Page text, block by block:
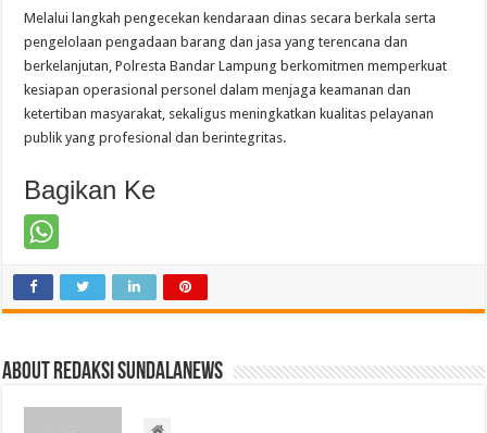
Melalui langkah pengecekan kendaraan dinas secara berkala serta
pengelolaan pengadaan barang dan jasa yang terencana dan
berkelanjutan, Polresta Bandar Lampung berkomitmen memperkuat
kesiapan operasional personel dalam menjaga keamanan dan
ketertiban masyarakat, sekaligus meningkatkan kualitas pelayanan
publik yang profesional dan berintegritas.
Bagikan Ke
About Redaksi Sundalanews